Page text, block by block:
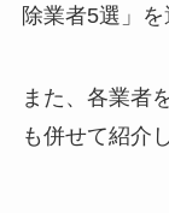
除業者5選」を
また、各業者
も併せて紹介